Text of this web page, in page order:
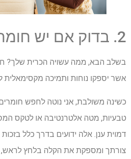
2. בדוק אם יש חומרים איכותיים
בשלב הבא, ממה עשויה הכרית שלך?
אשר יספקו נוחות ותמיכה
כשינה משולבת, אני נוטה לחפש חומרים
טבעיות, מטה אלטרנטיבה או לטקס
דמוית ענן. אלה ידועים בדרך כלל
צורתך ומספקת את הקלה בלחץ לראש,